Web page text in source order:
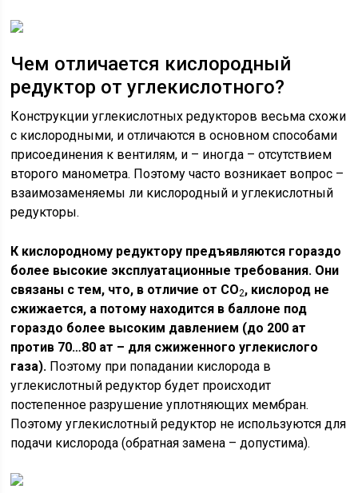
Чем отличается кислородный
редуктор от углекислотного?
Конструкции углекислотных редукторов весьма схожи
с кислородными, и отличаются в основном способами
присоединения к вентилям, и – иногда – отсутствием
второго манометра. Поэтому часто возникает вопрос –
взаимозаменяемы ли кислородный и углекислотный
редукторы.
К кислородному редуктору предъявляются гораздо
более высокие эксплуатационные требования. Они
связаны с тем, что, в отличие от СО2, кислород не
сжижается, а потому находится в баллоне под
гораздо более высоким давлением (до 200 ат
против 70…80 ат – для сжиженного углекислого
газа). Поэтому при попадании кислорода в
углекислотный редуктор будет происходит
постепенное разрушение уплотняющих мембран.
Поэтому углекислотный редуктор не используются для
подачи кислорода (обратная замена – допустима).